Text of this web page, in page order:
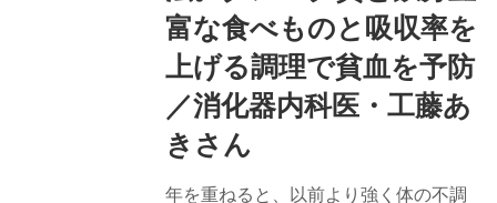
富な食べものと吸収率を
上げる調理で貧血を予防
／消化器内科医・工藤あ
きさん
年を重ねると、以前より強く体の不調